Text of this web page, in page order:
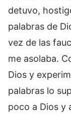
detuvo,
palabras de
vez de las
me asolaba.
Dios y
palabras lo
poco a Dios y